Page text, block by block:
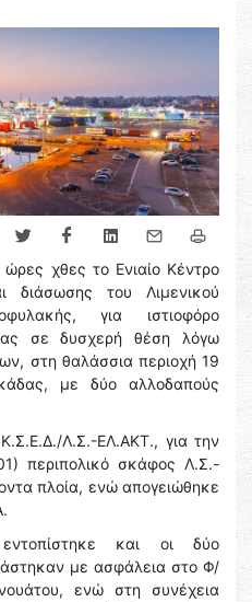
χθες το Ενιαίο Κέντρο
διάσωσης του Λιμενικού
για ιστιοφόρο
σε δυσχερή θέση λόγω
στη θαλάσσια περιοχή 19
με δύο αλλοδαπούς
Λ.Σ.-ΕΛ.ΑΚΤ., για την
περιπολικό σκάφος Λ.Σ.-
πλοία, ενώ απογειώθηκε
και οι δύο
με ασφάλεια στο Φ/
ενώ στη συνέχεια